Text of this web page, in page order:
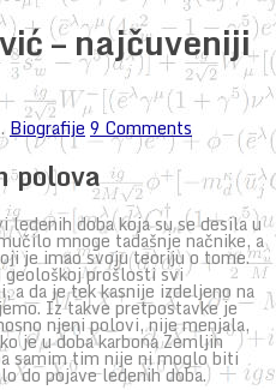
– najčuveniji
Biografije 9 Comments
polova
ledenih doba koja su se desila u
mnoge tadašnje načnike, a
je imao svoju teoriju o tome.
geološkoj prošlosti svi
da je tek kasnije izdeljeno na
Iz takve pretpostavke je
njeni polovi, nije menjala,
je u doba karbona Zemljin
samim tim nije ni moglo biti
do pojave ledenih doba.